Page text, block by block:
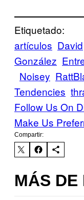
Etiquetado:
artículos David
González
Noisey
Tendencies
Follow Us On
Make Us
Compartir:
MÁS DE